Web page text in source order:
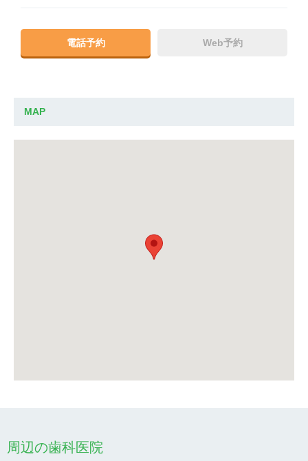
電話予約 Web予約
MAP
周辺の歯科医院